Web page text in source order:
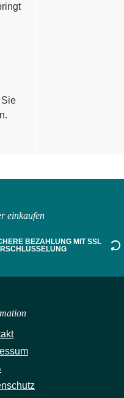
Sie
einkaufen
BEZAHLUNG MIT SSL